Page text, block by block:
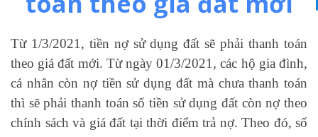
Từ 1/3/2021, tiền nợ sử dụng đất sẽ phải thanh toán
theo giá đất mới. Từ ngày 01/3/2021, các hộ gia đình,
cá nhân còn nợ tiền sử dụng đất mà chưa thanh toán
thì sẽ phải thanh toán số tiền sử dụng đất còn nợ theo
chính sách và giá đất tại thời điểm trả nợ. Theo đó, số